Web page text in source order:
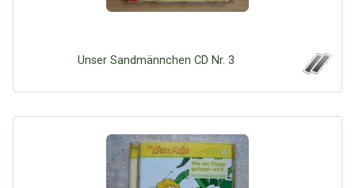
Unser Sandmännchen CD Nr. 3